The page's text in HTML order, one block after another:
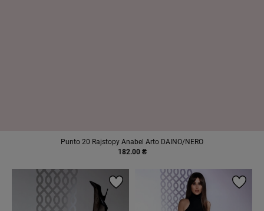
Punto 20 Rajstopy Anabel Arto DAINO/NERO
182.00 ₴